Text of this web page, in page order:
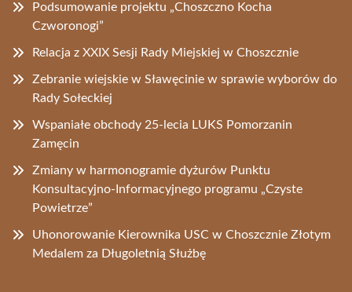
Podsumowanie projektu „Choszczno Kocha
Czworonogi”
Relacja z XXIX Sesji Rady Miejskiej w Choszcznie
Zebranie wiejskie w Sławęcinie w sprawie wyborów do
Rady Sołeckiej
Wspaniałe obchody 25-lecia LUKS Pomorzanin
Zamęcin
Zmiany w harmonogramie dyżurów Punktu
Konsultacyjno-Informacyjnego programu „Czyste
Powietrze”
Uhonorowanie Kierownika USC w Choszcznie Złotym
Medalem za Długoletnią Służbę